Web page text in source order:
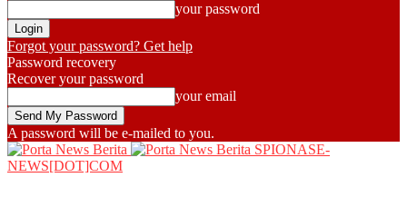
your password
Forgot your password? Get help
Password recovery
Recover your password
your email
A password will be e-mailed to you.
SPIONASE-
NEWS[DOT]COM